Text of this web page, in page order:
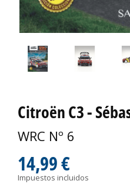
Citroën C3 -
WRC Nº 6
14,99 €
Impuestos incluidos